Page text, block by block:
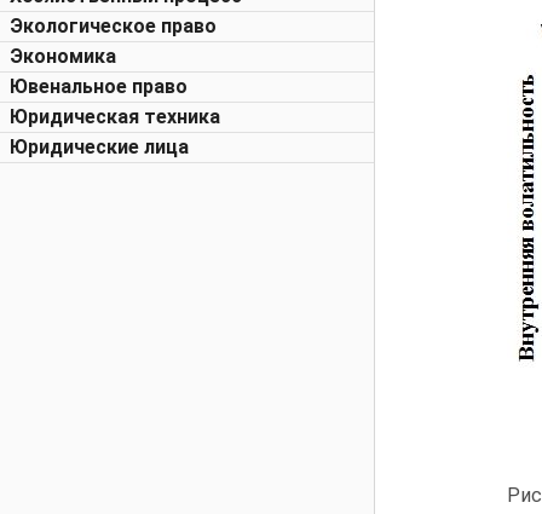
Экологическое право
Экономика
Ювенальное право
Юридическая техника
Юридические лица